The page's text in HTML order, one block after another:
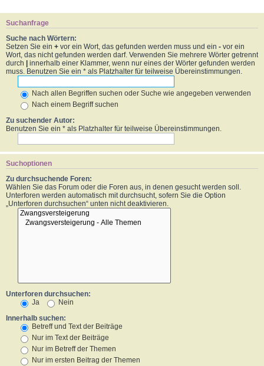
Suchanfrage
Suche nach Wörtern:
Setzen Sie ein + vor ein Wort, das gefunden werden muss und ein - vor ein
Wort, das nicht gefunden werden darf. Verwenden Sie mehrere Wörter getrennt
durch | innerhalb einer Klammer, wenn nur eines der Wörter gefunden werden
muss. Benutzen Sie ein * als Platzhalter für teilweise Übereinstimmungen.
Nach allen Begriffen suchen oder Suche wie angegeben verwenden
Nach einem Begriff suchen
Zu suchender Autor:
Benutzen Sie ein * als Platzhalter für teilweise Übereinstimmungen.
Suchoptionen
Zu durchsuchende Foren:
Wählen Sie das Forum oder die Foren aus, in denen gesucht werden soll.
Unterforen werden automatisch mit durchsucht, sofern Sie die Option
„Unterforen durchsuchen“ unten nicht deaktivieren.
Unterforen durchsuchen:
Ja
Nein
Innerhalb suchen:
Betreff und Text der Beiträge
Nur im Text der Beiträge
Nur im Betreff der Themen
Nur im ersten Beitrag der Themen